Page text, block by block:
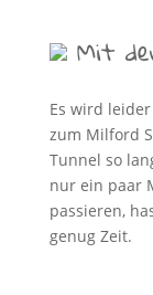
Mit
Es wird
zum Milford
Tunnel so
nur ein paar
passieren,
genug Zeit.